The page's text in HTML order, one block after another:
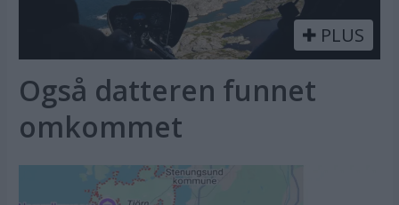
PLUS
Også datteren funnet
omkommet